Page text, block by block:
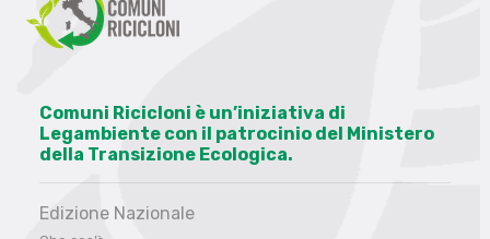
Comuni Ricicloni è un’iniziativa di
Legambiente con il patrocinio del Ministero
della Transizione Ecologica.
Edizione Nazionale